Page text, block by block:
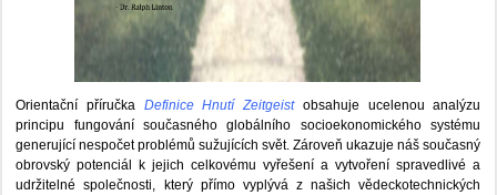
Orientační příručka Definice Hnutí Zeitgeistobsahuje ucelenou analýzu
principu fungování současného globálního socioekonomického systému
generující nespočet problémů sužujících svět. Zároveň ukazuje náš současný
obrovský potenciál k jejich celkovému vyřešení a vytvoření spravedlivé a
udržitelné společnosti, který přímo vyplývá z našich vědeckotechnických